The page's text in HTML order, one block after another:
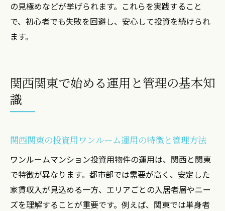
成功術
税金や売却時の注意点を初心者目線で紹介
投資初心者が知るべき税金対策と売却の基
本知識
投資用マンションの税金問題と売却時のポ
イント
税金や売却で後悔しないための管理運用の
コツ
税金対策を意識した投資初心者の売却実践
の見極めなどが挙げられます。これらを実践すること
で、初心者でも失敗を回避し、安心して投資を続けられ
ます。
関西関東で始める運用と管理の基本知
識
関西関東の投資用ワンルーム運用の特徴と管理方法
ワンルームマンション投資用物件の運用は、関西と関東
で特徴が異なります。都市部では需要が高く、安定した
家賃収入が見込める一方、エリアごとの入居者層やニー
ズを理解することが重要です。例えば、関東では単身者